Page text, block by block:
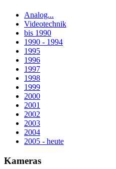
Analog...
Videotechnik
bis 1990
1990 - 1994
1995
1996
1997
1998
1999
2000
2001
2002
2003
2004
2005 - heute
Kameras